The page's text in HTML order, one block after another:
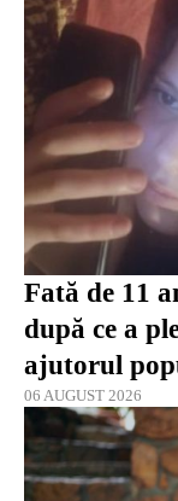
Fată de 11
după ce a
ajutorul
06 AUGUST 2026